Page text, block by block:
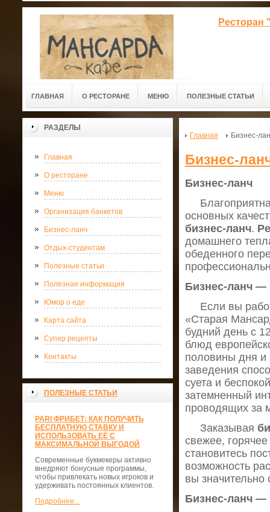
Ресторан
ГЛАВНАЯ О РЕСТОРАНЕ МЕНЮ ПОЛЕЗНЫЕ СТАТЬИ
РАЗДЕЛЫ
Главная
О ресторане
Меню
Организация банкетов
Бизнес-ланч
Отдых-студентам
Полезные статьи
Полезная информация
Юмор о еде
Карта сайта
Супер рецепты
Контакты
ПОЛЕЗНЫЕ СТАТЬИ
PARI ФРИБЕТ: КАК ПОЛУЧИТЬ
БЕСПЛАТНУЮ СТАВКУ И
ИСПОЛЬЗОВАТЬ ЕЁ С
МАКСИМАЛЬНОЙ ВЫГОДОЙ
Современные букмекеры активно
внедряют бонусные программы,
чтобы привлекать новых игроков и
удерживать постоянных клиентов.
Подробнее...
Главная Бизнес-
Бизнес-
Бизнес-ланч
основных
бизнес-ланч.
домашнего
обеденного
Бизнес-ланч —
Если вы
«Старая
будний день с
блюд
половины дня и
заведения
суета и
затемненный
проводящих за
Заказывая
свежее,
становитесь
возможность
вы значительно
Бизнес-ланч —